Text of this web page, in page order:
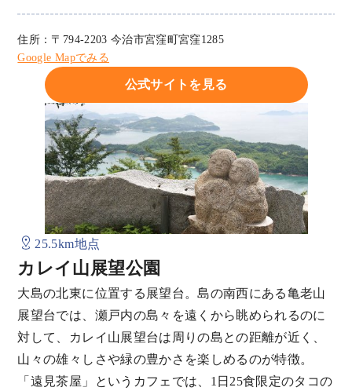
住所：〒794-2203 今治市宮窪町宮窪1285
Google Mapでみる
公式サイトを見る
25.5km地点
カレイ山展望公園
大島の北東に位置する展望台。島の南西にある亀老山
展望台では、瀬戸内の島々を遠くから眺められるのに
対して、カレイ山展望台は周りの島との距離が近く、
山々の雄々しさや緑の豊かさを楽しめるのが特徴。
「遠見茶屋」というカフェでは、1日25食限定のタコの